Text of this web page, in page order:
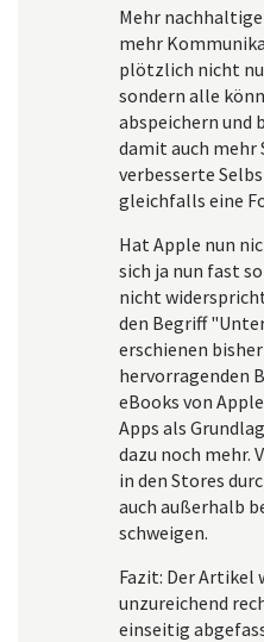
Mehr
mehr
plötzlich nicht
sondern alle
abspeichern und
damit auch mehr
verbesserte
gleichfalls eine
Hat Apple nun
sich ja nun fast
nicht
den Begriff
erschienen
hervorragenden
eBooks von
Apps als
dazu noch mehr.
in den Stores
auch außerhalb
schweigen.
Fazit: Der Artikel
unzureichend
einseitig